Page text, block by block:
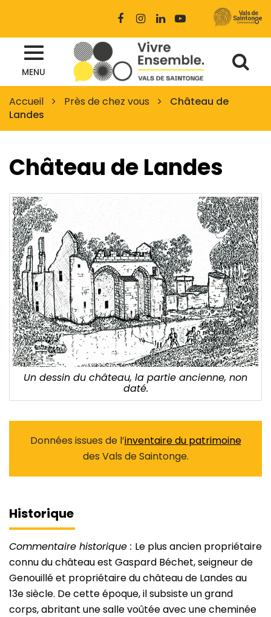
Lien
compte
Facebook
Lien
le
compte
Instagram
Lien
le
compte
Linkedin
chaîne
Youtube
MENU Site
officiel
des
Vals
Saintonge
à
Accueil Près de chez vous
Château de
Landes
Château de Landes
Un dessin du château, la partie ancienne, non
daté.
Données issues de l’inventaire du patrimoine
des Vals de Saintonge.
Historique
Commentaire historique : Le plus ancien propriétaire
connu du château est Gaspard Béchet, seigneur de
Genouillé et propriétaire du château de Landes au
13e siècle. De cette époque, il subsiste un grand
corps, abritant une salle voûtée avec une cheminée